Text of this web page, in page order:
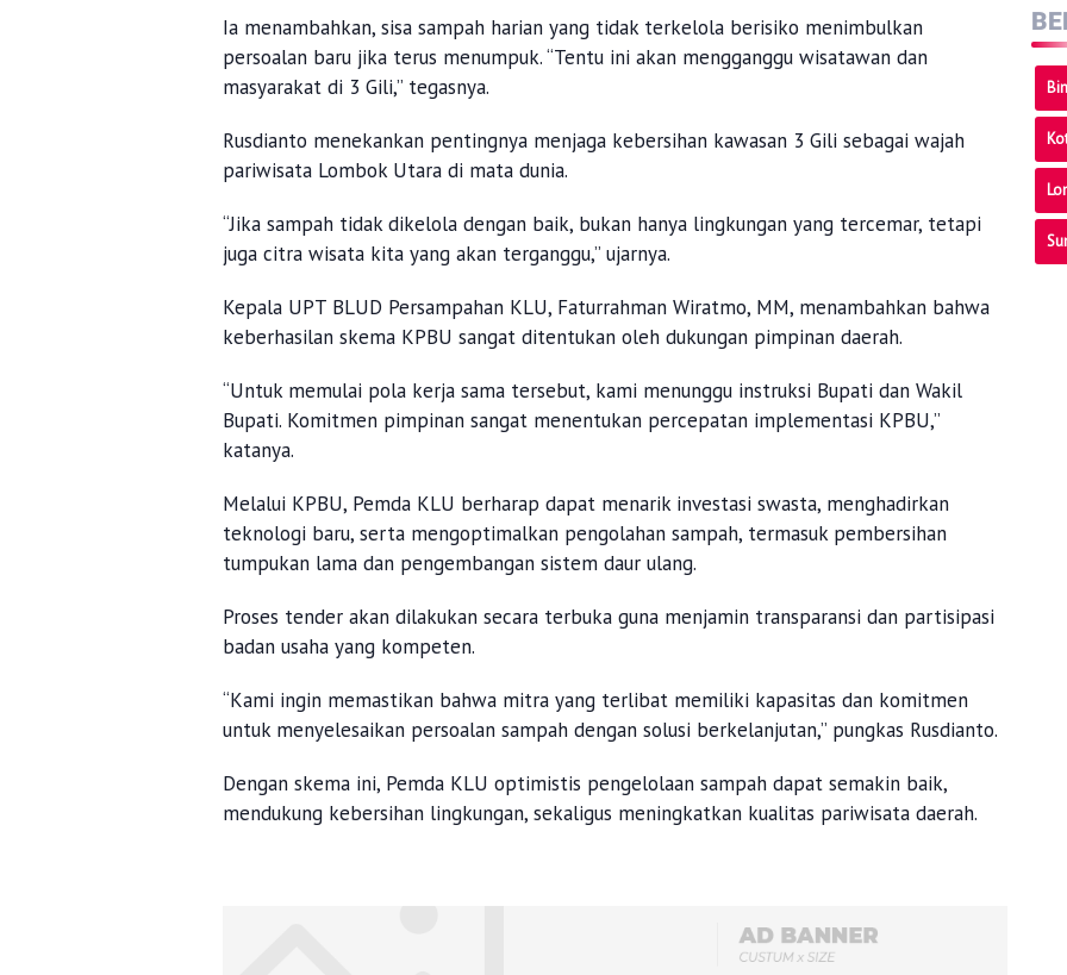
Ia menambahkan, sisa sampah harian yang tidak terkelola berisiko menimbulkan
persoalan baru jika terus menumpuk. “Tentu ini akan mengganggu wisatawan dan
masyarakat di 3 Gili,” tegasnya.
Rusdianto menekankan pentingnya menjaga kebersihan kawasan 3 Gili sebagai wajah
pariwisata Lombok Utara di mata dunia.
“Jika sampah tidak dikelola dengan baik, bukan hanya lingkungan yang tercemar, tetapi
juga citra wisata kita yang akan terganggu,” ujarnya.
Kepala UPT BLUD Persampahan KLU, Faturrahman Wiratmo, MM, menambahkan bahwa
keberhasilan skema KPBU sangat ditentukan oleh dukungan pimpinan daerah.
“Untuk memulai pola kerja sama tersebut, kami menunggu instruksi Bupati dan Wakil
Bupati. Komitmen pimpinan sangat menentukan percepatan implementasi KPBU,”
katanya.
Melalui KPBU, Pemda KLU berharap dapat menarik investasi swasta, menghadirkan
teknologi baru, serta mengoptimalkan pengolahan sampah, termasuk pembersihan
tumpukan lama dan pengembangan sistem daur ulang.
Proses tender akan dilakukan secara terbuka guna menjamin transparansi dan partisipasi
badan usaha yang kompeten.
“Kami ingin memastikan bahwa mitra yang terlibat memiliki kapasitas dan komitmen
untuk menyelesaikan persoalan sampah dengan solusi berkelanjutan,” pungkas Rusdianto.
Dengan skema ini, Pemda KLU optimistis pengelolaan sampah dapat semakin baik,
mendukung kebersihan lingkungan, sekaligus meningkatkan kualitas pariwisata daerah.